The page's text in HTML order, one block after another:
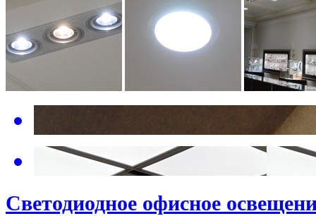
Светодиодное офисное